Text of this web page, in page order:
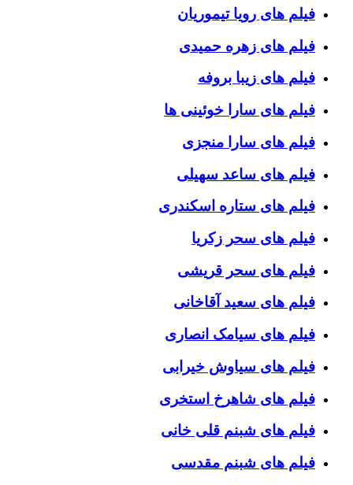
فیلم های رویا تیموریان
فیلم های زهره حمیدی
فیلم های زیبا بروفه
فیلم های سارا خوئینی ها
فیلم های سارا منجزی
فیلم های ساعد سهیلی
فیلم های ستاره اسکندری
فیلم های سحر زکریا
فیلم های سحر قریشی
فیلم های سعید آقاخانی
فیلم های سیامک انصاری
فیلم های سیاوش خیرابی
فیلم های شاهرخ استخری
فیلم های شبنم قلی خانی
فیلم های شبنم مقدسی